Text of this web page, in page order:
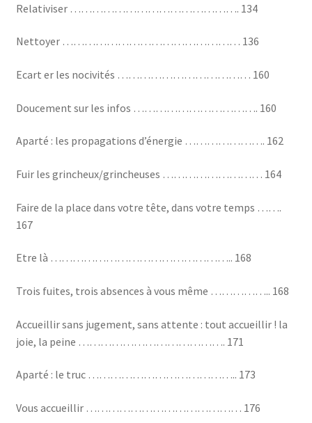
Relativiser ………………………………………. 134
Nettoyer ………………………………………… 136
Ecart er les nocivités ……………………………… 160
Doucement sur les infos ……………………………. 160
Aparté : les propagations d’énergie …………………. 162
Fuir les grincheux/grincheuses ……………………… 164
Faire de la place dans votre tête, dans votre temps …….
167
Etre là ………………………………………….. 168
Trois fuites, trois absences à vous même …………….. 168
Accueillir sans jugement, sans attente : tout accueillir ! la
joie, la peine …………………………………. 171
Aparté : le truc ………………………………….. 173
Vous accueillir …………………………………… 176